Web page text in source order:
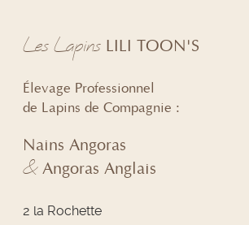
Les Lapins LILI TOON'S
Élevage Professionnel
de Lapins de Compagnie :
Nains Angoras
&Angoras Anglais
2 la Rochette